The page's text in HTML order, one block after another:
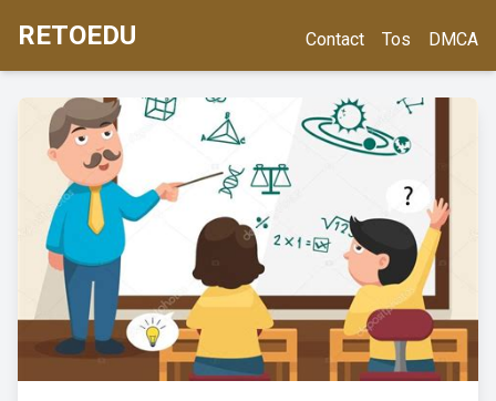
RETOEDU Contact Tos DMCA